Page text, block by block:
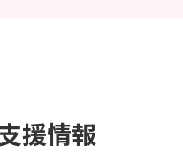
援情報